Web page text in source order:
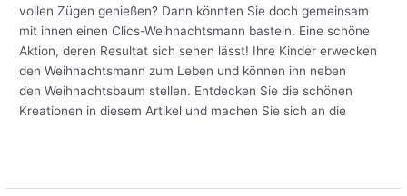
vollen Zügen genießen? Dann könnten Sie doch gemeinsam
mit ihnen einen Clics-Weihnachtsmann basteln. Eine schöne
Aktion, deren Resultat sich sehen lässt! Ihre Kinder erwecken
den Weihnachtsmann zum Leben und können ihn neben
den Weihnachtsbaum stellen. Entdecken Sie die schönen
Kreationen in diesem Artikel und machen Sie sich an die